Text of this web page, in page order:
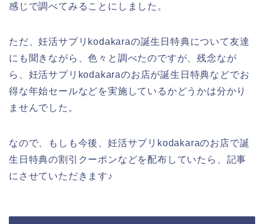
感じで調べてみることにしました。
ただ、妊活サプリkodakaraの誕生日特典について友達
にも聞きながら、色々と調べたのですが、残念なが
ら、妊活サプリkodakaraのお店が誕生日特典などでお
得な年始セールなどを実施しているかどうかは分かり
ませんでした。
なので、もしも今後、妊活サプリkodakaraのお店で誕
生日特典の割引クーポンなどを配布していたら、記事
にさせていただきます♪